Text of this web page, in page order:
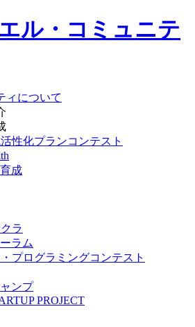
ィについて
性化プランコンテスト
成
ラ
ラム
プログラミングコンテスト
ンプ
PROJECT